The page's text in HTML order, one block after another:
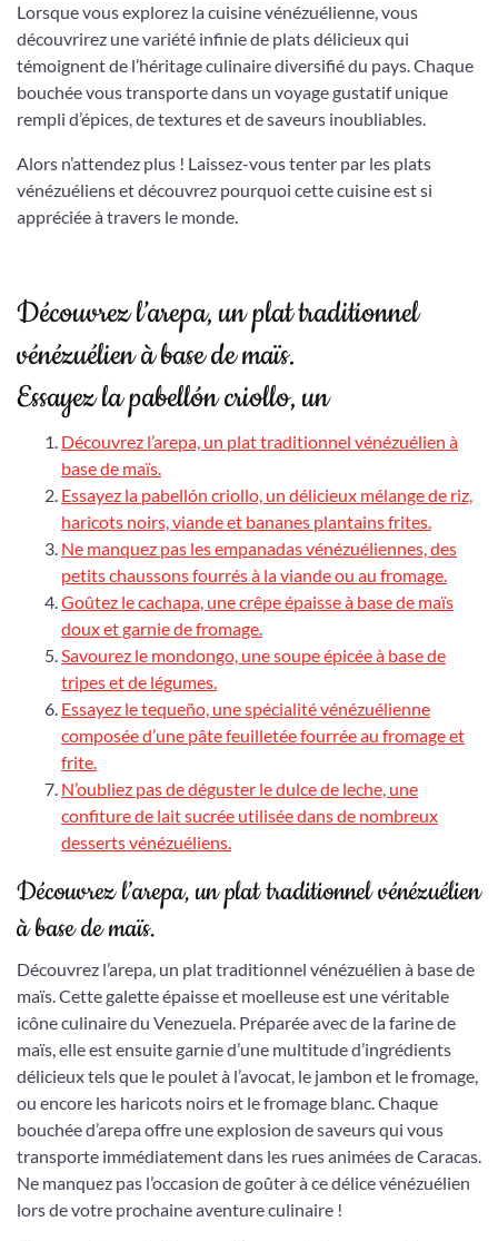
Lorsque vous explorez la cuisine vénézuélienne, vous
découvrirez une variété infinie de plats délicieux qui
témoignent de l’héritage culinaire diversifié du pays. Chaque
bouchée vous transporte dans un voyage gustatif unique
rempli d’épices, de textures et de saveurs inoubliables.
Alors n’attendez plus ! Laissez-vous tenter par les plats
vénézuéliens et découvrez pourquoi cette cuisine est si
appréciée à travers le monde.
Découvrez l’arepa, un plat traditionnel
vénézuélien à base de maïs.
Essayez la pabellón criollo, un
Découvrez l’arepa, un plat traditionnel vénézuélien à
base de maïs.
Essayez la pabellón criollo, un délicieux mélange de riz,
haricots noirs, viande et bananes plantains frites.
Ne manquez pas les empanadas vénézuéliennes, des
petits chaussons fourrés à la viande ou au fromage.
Goûtez le cachapa, une crêpe épaisse à base de maïs
doux et garnie de fromage.
Savourez le mondongo, une soupe épicée à base de
tripes et de légumes.
Essayez le tequeño, une spécialité vénézuélienne
composée d’une pâte feuilletée fourrée au fromage et
frite.
N’oubliez pas de déguster le dulce de leche, une
confiture de lait sucrée utilisée dans de nombreux
desserts vénézuéliens.
Découvrez l’arepa, un plat traditionnel vénézuélien
à base de maïs.
Découvrez l’arepa, un plat traditionnel vénézuélien à base de
maïs. Cette galette épaisse et moelleuse est une véritable
icône culinaire du Venezuela. Préparée avec de la farine de
maïs, elle est ensuite garnie d’une multitude d’ingrédients
délicieux tels que le poulet à l’avocat, le jambon et le fromage,
ou encore les haricots noirs et le fromage blanc. Chaque
bouchée d’arepa offre une explosion de saveurs qui vous
transporte immédiatement dans les rues animées de Caracas.
Ne manquez pas l’occasion de goûter à ce délice vénézuélien
lors de votre prochaine aventure culinaire !